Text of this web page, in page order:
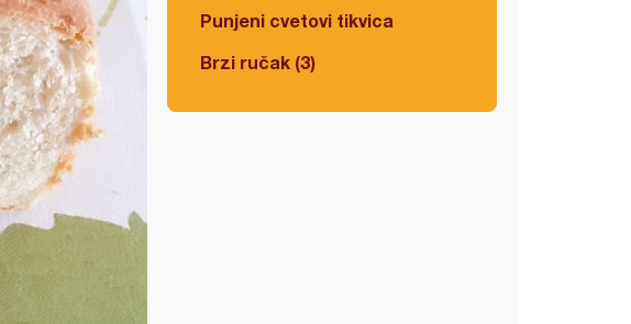
Punjeni cvetovi tikvica
Brzi ručak (3)